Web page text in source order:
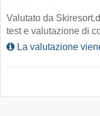
Valutato da
test e valutazione di
La valutazione